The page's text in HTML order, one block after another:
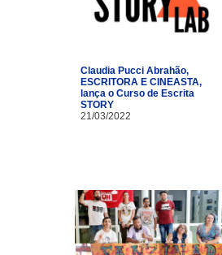
Claudia Pucci Abrahão,
ESCRITORA E CINEASTA,
lança o Curso de Escrita
STORY
21/03/2022